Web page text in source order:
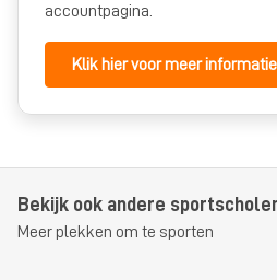
Lifestyle plusvoor iedereenvanaf
maanden
accountpagina.
Klik hier voor meer informatie
Bekijk ook andere
Meer plekken om te sporten